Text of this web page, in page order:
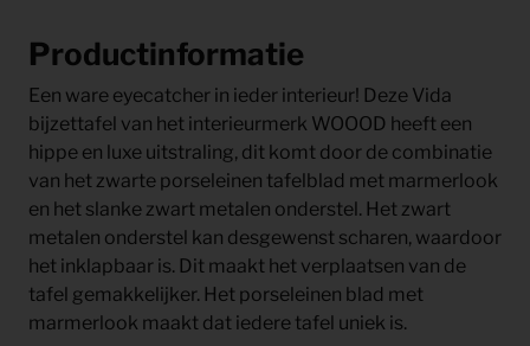
Productinformatie
Een ware eyecatcher in ieder interieur! Deze Vida
bijzettafel van het interieurmerk WOOOD heeft een
hippe en luxe uitstraling, dit komt door de combinatie
van het zwarte porseleinen tafelblad met marmerlook
en het slanke zwart metalen onderstel. Het zwart
metalen onderstel kan desgewenst scharen, waardoor
het inklapbaar is. Dit maakt het verplaatsen van de
tafel gemakkelijker. Het porseleinen blad met
marmerlook maakt dat iedere tafel uniek is.